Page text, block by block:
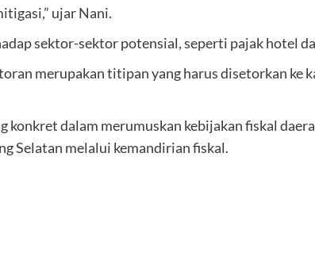
ujar Nani.
sektor-sektor potensial, seperti pajak hotel
merupakan titipan yang harus disetorkan ke
konkret dalam merumuskan kebijakan fiskal
Selatan melalui kemandirian fiskal.